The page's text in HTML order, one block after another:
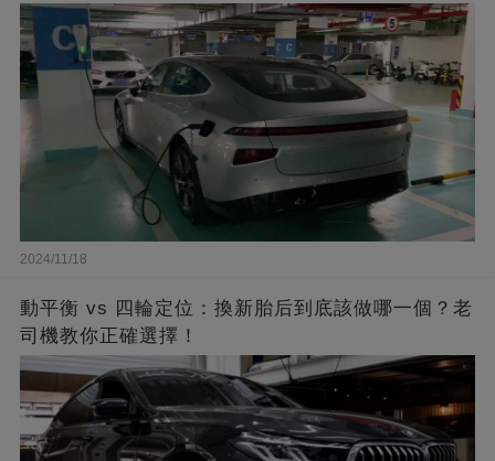
2024/11/18
動平衡 vs 四輪定位：換新胎后到底該做哪一個？老
司機教你正確選擇！